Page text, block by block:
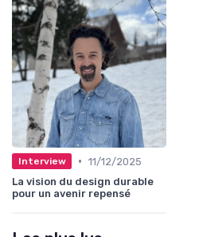
Interview • 11/12/2025
La vision du design durable
pour un avenir repensé